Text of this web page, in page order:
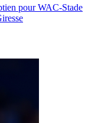
pour WAC-Stade